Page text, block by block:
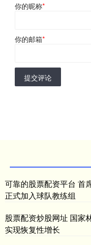
你的昵称*
你的邮箱*
提交评论
可靠的股票配资平台 首
正式加入球队教练组
股票配资炒股网址 国家
实现恢复性增长